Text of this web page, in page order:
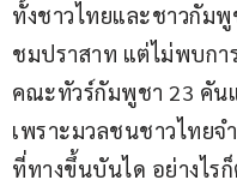
ทั้งชาวไทยและชาวกัมพู
ชมปราสาท แต่ไม่พบกา
คณะทัวร์กัมพูชา 23 คัน
เพราะมวลชนชาวไทย
ที่ทางขึ้นบันได อย่างไร